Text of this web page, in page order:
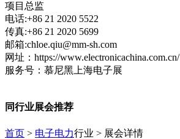
项目总监
电话:+86 21 2020 5522
传真:+86 21 2020 5699
邮箱:chloe.qiu@mm-sh.com
网址：https://www.electronicachina.com.cn/
服务号：慕尼黑上海电子展
同行业展会推荐
首页 > 电子电力行业 > 展会详情